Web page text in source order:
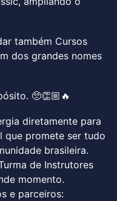
também Cursos
dos grandes nomes
🥺👏🏼🔥
diretamente para
que promete ser tudo
brasileira.
de Instrutores
momento.
e parceiros: